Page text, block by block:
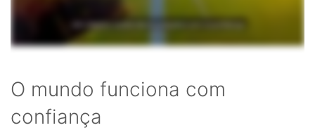
O mundo funciona com
confiança